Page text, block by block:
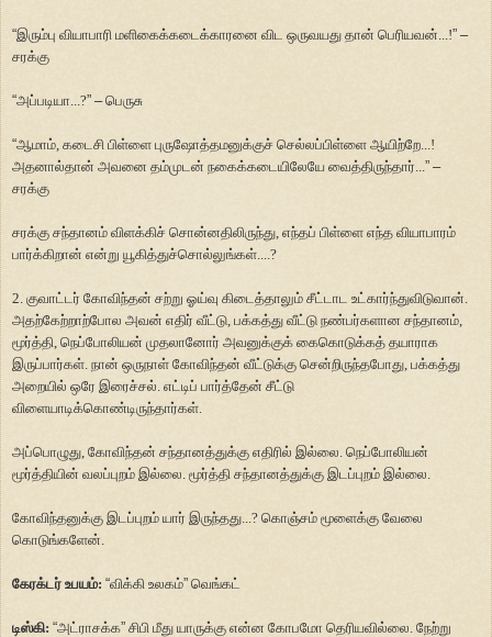
“இரும்பு வியாபாரி மளிகைக்கடைக்காரனை விட ஒருவயது தான் பெரியவன்...!” –
சரக்கு
“அப்படியா...?” –பெருசு
“ஆமாம், கடைசி பிள்ளை புருஷோத்தமனுக்குச் செல்லப்பிள்ளை ஆயிற்றே...!
அதனால்தான் அவனை தம்முடன் நகைக்கடையிலேயே வைத்திருந்தார்... ” –
சரக்கு
சரக்கு சந்தானம் விளக்கிச் சொன்னதிலிருந்து, எந்தப் பிள்ளை எந்த வியாபாரம்
பார்க்கிறான் என்று யூகித்துச்சொல்லுங்கள்....?
2. குவாட்டர் கோவிந்தன் சற்று ஓய்வு கிடைத்தாலும் சீட்டாட உட்கார்ந்துவிடுவான்.
அதற்கேற்றாற்போல அவன் எதிர் வீட்டு, பக்கத்து வீட்டு நண்பர்களான சந்தானம்,
மூர்த்தி, நெப்போலியன் முதலானோர் அவனுக்குக் கைகொடுக்கத் தயாராக
இருப்பார்கள். நான் ஒருநாள் கோவிந்தன் வீட்டுக்கு சென்றிருந்தபோது, பக்கத்து
அறையில் ஒரே இரைச்சல். எட்டிப் பார்த்தேன் சீட்டு
விளையாடிக்கொண்டிருந்தார்கள்.
அப்பொழுது, கோவிந்தன் சந்தானத்துக்கு எதிரில் இல்லை. நெப்போலியன்
மூர்த்தியின் வலப்புறம் இல்லை. மூர்த்தி சந்தானத்துக்கு இடப்புறம் இல்லை.
கோவிந்தனுக்கு இடப்புறம் யார் இருந்தது...? கொஞ்சம் மூளைக்கு வேலை
கொடுங்களேன்.
கேரக்டர் உபயம்: “விக்கி உலகம்” வெங்கட்
டிஸ்கி: “அட்ராசக்க” சிபி மீது யாருக்கு என்ன கோபமோ தெரியவில்லை. நேற்று